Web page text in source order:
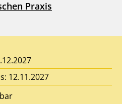
Praxis
12.11.2027